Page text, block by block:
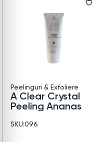
Peelinguri & Exfoliere
A Clear Crystal
Peeling Ananas
SKU:096